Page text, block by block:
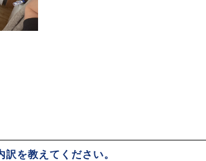
を教えてください。